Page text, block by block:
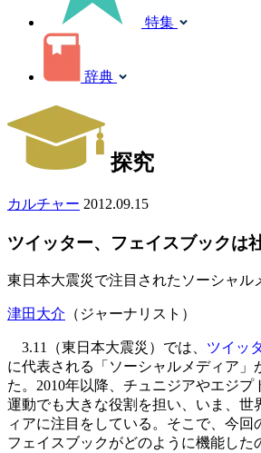
特集
辞典
探究
カルチャー 2012.09.15
ツイッター、フェイスブックは
東日本大震災で注目されたソーシャル
津田大介 （ジャーナリスト）
3.11（東日本大震災）では、 ツイッ
に代表される「 ソーシャルメディア 」
た。2010年以降、チュニジアやエジ
運動でも大きな役割を担い、いま、世
ィアに注目をしている。そこで、今回
フェイスブックがどのように機能した